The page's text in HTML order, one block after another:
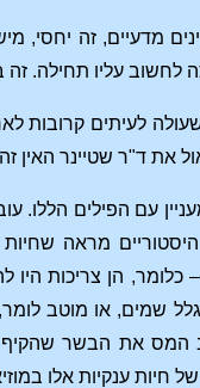
מדעיים, זה יחסי,
לחשוב עליו
לעיתים קרובות
את ד"ר שטיינר האין
עם הפילים
מראה
– כלומר, הן צריכות
שמים, או מוטב
המס את הבשר שהקיף
חיות ענקיות אלו